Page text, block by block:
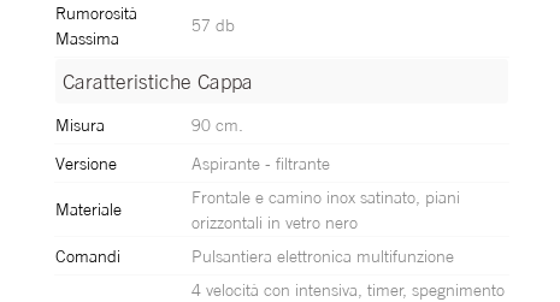
Rumorosità
Massima
57 db
Caratteristiche Cappa
Misura
90 cm.
Versione
Aspirante - filtrante
Materiale
Frontale e camino inox satinato, piani
orizzontali in vetro nero
Comandi
Pulsantiera elettronica multifunzione
4 velocità con intensiva, timer, spegnimento